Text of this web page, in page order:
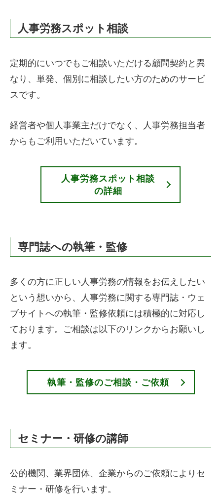
人事労務スポット相談
定期的にいつでもご相談いただける顧問契約と異
なり、単発、個別に相談したい方のためのサービ
スです。
経営者や個人事業主だけでなく、人事労務担当者
からもご利用いただいています。
人事労務スポット相談
の詳細
専門誌への執筆・監修
多くの方に正しい人事労務の情報をお伝えしたい
という想いから、人事労務に関する専門誌・ウェ
ブサイトへの執筆・監修依頼には積極的に対応し
ております。ご相談は以下のリンクからお願いし
ます。
執筆・監修のご相談・ご依頼
セミナー・研修の講師
公的機関、業界団体、企業からのご依頼によりセ
ミナー・研修を行います。